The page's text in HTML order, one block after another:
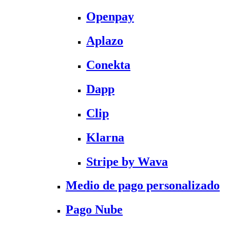
Openpay
Aplazo
Conekta
Dapp
Clip
Klarna
Stripe by Wava
Medio de pago personalizado
Pago Nube